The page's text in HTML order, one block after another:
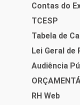
Contas do
TCESP
Tabela de
Lei Geral de
Audiência
RH Web